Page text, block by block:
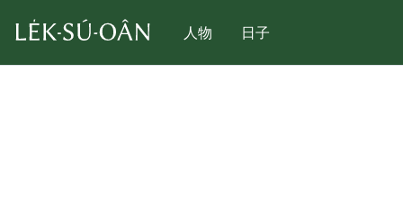
人物 日子